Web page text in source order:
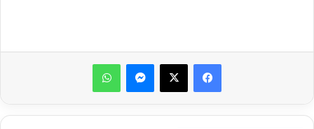
ماسنجر واتساب